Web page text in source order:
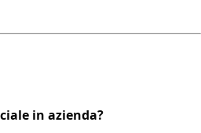
in azienda?